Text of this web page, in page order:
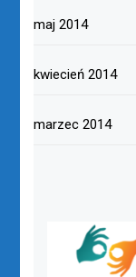
maj 2014
kwiecień 2014
marzec 2014